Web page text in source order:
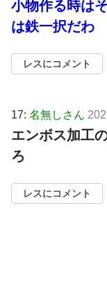
小物作る時は
は鉄一択だわ
レスにコメント
17: 名無しさん
エンボス加工
ろ
レスにコメント